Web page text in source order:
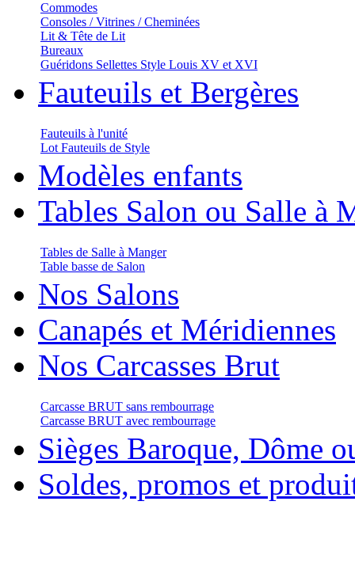
Commodes
Consoles / Vitrines / Cheminées
Lit & Tête de Lit
Bureaux
Guéridons Sellettes Style Louis XV et XVI
Fauteuils et Bergères
Fauteuils à l'unité
Lot Fauteuils de Style
Modèles enfants
Tables Salon ou Salle à
Tables de Salle à Manger
Table basse de Salon
Nos Salons
Canapés et Méridiennes
Nos Carcasses Brut
Carcasse BRUT sans rembourrage
Carcasse BRUT avec rembourrage
Sièges Baroque, Dôme
Soldes, promos et